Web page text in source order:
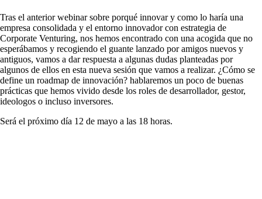
Tras el anterior webinar sobre porqué innovar y como lo haría una
empresa consolidada y el entorno innovador con estrategia de
Corporate Venturing, nos hemos encontrado con una acogida que no
esperábamos y recogiendo el guante lanzado por amigos nuevos y
antiguos, vamos a dar respuesta a algunas dudas planteadas por
algunos de ellos en esta nueva sesión que vamos a realizar. ¿Cómo se
define un roadmap de innovación? hablaremos un poco de buenas
prácticas que hemos vivido desde los roles de desarrollador, gestor,
ideologos o incluso inversores.
Será el próximo día 12 de mayo a las 18 horas.